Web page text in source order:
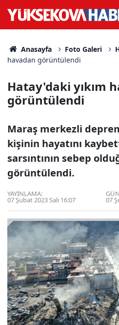
Anasayfa Foto Galeri
havadan görüntülendi
Hatay'daki yıkım
görüntülendi
Maraş merkezli
kişinin hayatını
sarsıntının sebep
görüntülendi.
YAYINLAMA:
07 Şubat 2023 Salı 16:07 07